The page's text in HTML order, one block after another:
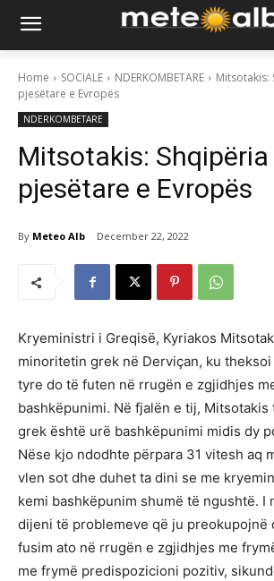
Home SOCIALE NDERKOMBETARE
Mitsotakis:
pjesëtare e Evropës
NDERKOMBETARE
Mitsotakis:
pjesëtare e Evropës
By Meteo Alb December 22, 2022
Kryeministri i Greqisë, Kyriakos
minoritetin grek në Derviçan, ku
tyre do të futen në rrugën e zgjidhjes
bashkëpunimi. Në fjalën e tij, Mitsotakis
grek është urë bashkëpunimi midis dy
Nëse kjo ndodhte përpara 31 vitesh aq
vlen sot dhe duhet ta dini se me
kemi bashkëpunim shumë të ngushtë. I
dijeni të problemeve që ju preokupojnë
fusim ato në rrugën e zgjidhjes me
me frymë predispozicioni pozitiv,